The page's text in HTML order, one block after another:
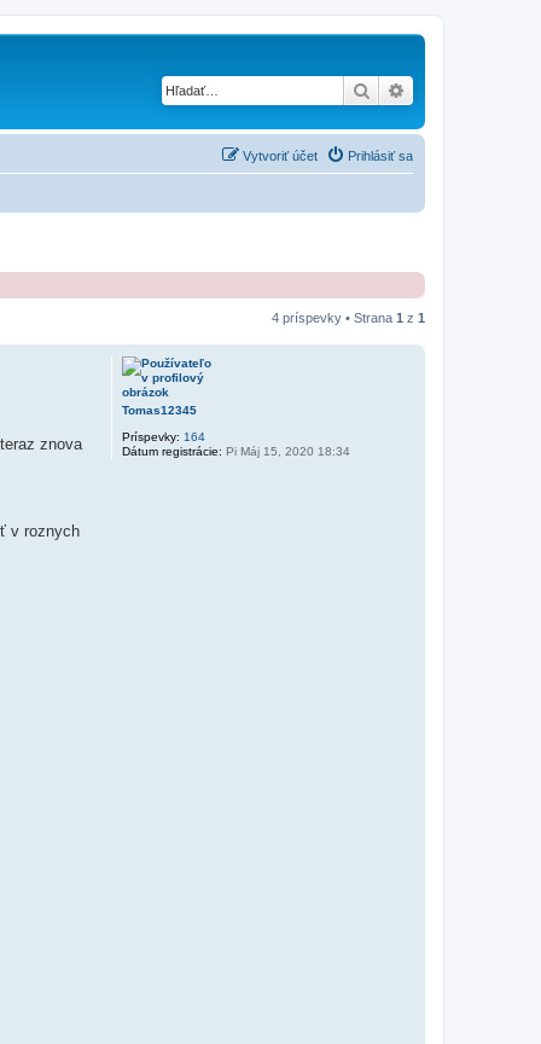
Hľadať
Prihlásiť sa
Vytvoriť účet
4 príspevky • Strana 1 z 1
Tomas12345
Príspevky: 164
Dátum registrácie: Pi Máj 15, 2020 18:34
znova
v roznych